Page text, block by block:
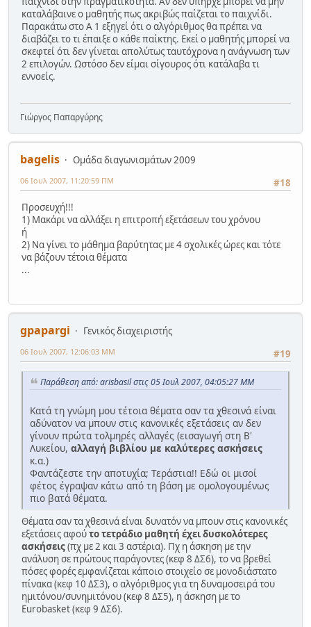
καταλάβαινε ο μαθητής πως ακριβώς παίζεται το παιχνίδι.
Παρακάτω στο Α 1 εξηγεί ότι ο αλγόριθμος θα πρέπει να
διαβάζει το τι έπαιξε ο κάθε παίκτης. Εκεί ο μαθητής μπορεί να
σκεφτεί ότι δεν γίνεται απολύτως ταυτόχρονα η ανάγνωση των
2 επιλογών. Ωστόσο δεν είμαι σίγουρος ότι κατάλαβα τι
εννοείς.
Γιώργος Παπαργύρης
bagelis
Ομάδα διαγωνισμάτων 2009
#18
06 Ιουλ 2007, 11:20:59 ΠΜ
Προσευχή!!!
1) Μακάρι να αλλάξει η επιτροπή εξετάσεων του χρόνου
ή
2) Να γίνει το μάθημα βαρύτητας με 4 σχολικές ώρες και τότε
να βάζουν τέτοια θέματα
...
gpapargi
Γενικός διαχειριστής
#19
06 Ιουλ 2007, 12:06:03 ΜΜ
Παράθεση από: arisbasil στις 05 Ιουλ 2007, 04:05:27 ΜΜ
Κατά τη γνώμη μου τέτοια θέματα σαν τα χθεσινά είναι
αδύνατον να μπουν στις κανονικές εξετάσεις αν δεν
γίνουν πρώτα τολμηρές αλλαγές (εισαγωγή στη Β'
Λυκείου, αλλαγή βιβλίου με καλύτερες ασκήσεις
κ.α.)
Φαντάζεστε την αποτυχία; Τεράστια!! Εδώ οι μισοί
φέτος έγραψαν κάτω από τη βάση με ομολογουμένως
πιο βατά θέματα.
Θέματα σαν τα χθεσινά είναι δυνατόν να μπουν στις κανονικές
εξετάσεις αφούτο τετράδιο μαθητή έχει δυσκολότερες
ασκήσεις(πχ με 2 και 3 αστέρια). Πχ η άσκηση με την
ανάλυση σε πρώτους παράγοντες (κεφ 8 ΔΣ6), το να βρεθεί
πόσες φορές εμφανίζεται κάποιο στοιχείο σε μονοδιάστατο
πίνακα (κεφ 10 ΔΣ3), ο αλγόριθμος για τη δυναμοσειρά του
ημιτόνου/συνημιτόνου (κεφ 8 ΔΣ5), η άσκηση με το
Eurobasket (κεφ 9 ΔΣ6).